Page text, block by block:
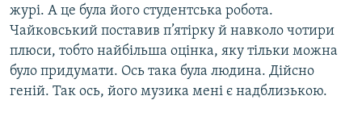
журі. А це була його студентська робота.
Чайковський поставив п’ятірку й навколо чотири
плюси, тобто найбільша оцінка, яку тільки можна
було придумати. Ось така була людина. Дійсно
геній. Так ось, його музика мені є надблизькою.